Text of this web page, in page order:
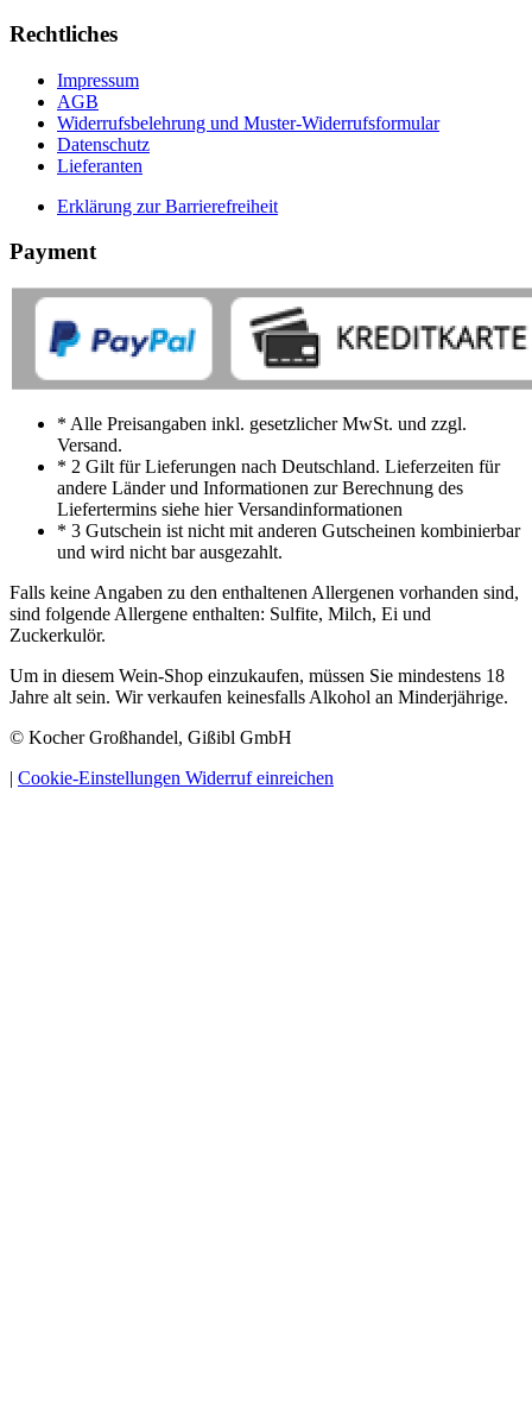
Rechtliches
Impressum
AGB
Widerrufsbelehrung und Muster-Widerrufsformular
Datenschutz
Lieferanten
Erklärung zur Barrierefreiheit
Payment
* Alle Preisangaben inkl. gesetzlicher MwSt. und zzgl.
Versand.
* 2 Gilt für Lieferungen nach Deutschland. Lieferzeiten für
andere Länder und Informationen zur Berechnung des
Liefertermins siehe hier Versandinformationen
* 3 Gutschein ist nicht mit anderen Gutscheinen kombinierbar
und wird nicht bar ausgezahlt.
Falls keine Angaben zu den enthaltenen Allergenen vorhanden sind,
sind folgende Allergene enthalten: Sulfite, Milch, Ei und
Zuckerkulör.
Um in diesem Wein-Shop einzukaufen, müssen Sie mindestens 18
Jahre alt sein. Wir verkaufen keinesfalls Alkohol an Minderjährige.
© Kocher Großhandel, Gißibl GmbH
| Cookie-Einstellungen Widerruf einreichen